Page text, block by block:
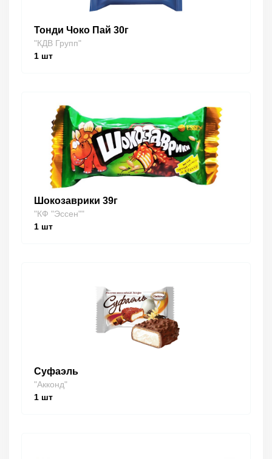
Тонди Чоко Пай 30г
"КДВ Групп"
1 шт
Шокозаврики 39г
"КФ "Эссен""
1 шт
Суфаэль
"Акконд"
1 шт